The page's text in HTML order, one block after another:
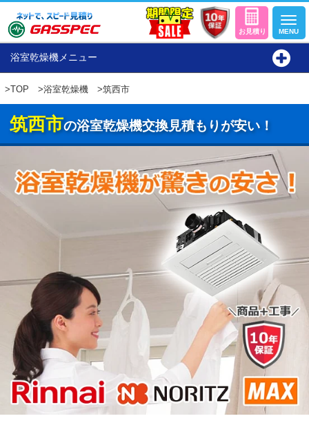
浴室乾燥機メニュー
>TOP >浴室乾燥機 >筑西市
筑西市の浴室乾燥機交換見積もりが安い！